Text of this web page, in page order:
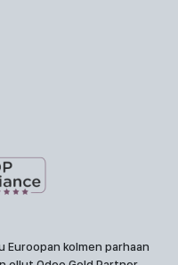
Euroopan kolmen parhaan